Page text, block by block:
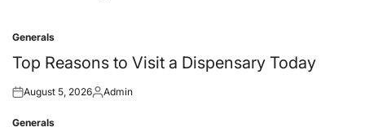
Posted
in
Generals
Top Reasons to Visit a Dispensary Today
Posted
August 5, 2026Posted
Admin
Posted
Generals